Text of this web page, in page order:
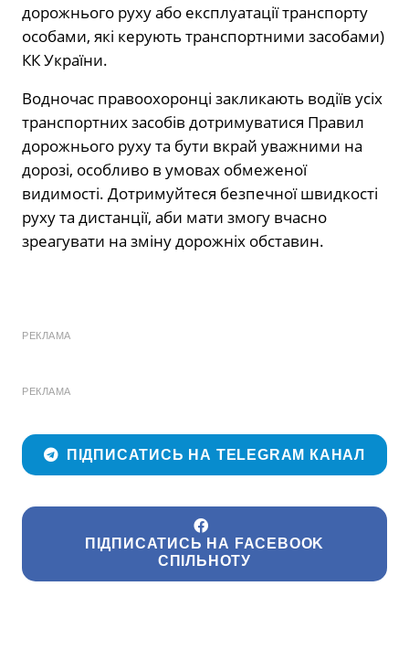
дорожнього руху або експлуатації транспорту
особами, які керують транспортними засобами)
КК України.
Водночас правоохоронці закликають водіїв усіх
транспортних засобів дотримуватися Правил
дорожнього руху та бути вкрай уважними на
дорозі, особливо в умовах обмеженої
видимості. Дотримуйтеся безпечної швидкості
руху та дистанції, аби мати змогу вчасно
зреагувати на зміну дорожніх обставин.
РЕКЛАМА
РЕКЛАМА
ПІДПИСАТИСЬ НА TELEGRAM КАНАЛ
ПІДПИСАТИСЬ НА FACEBOOK
СПІЛЬНОТУ